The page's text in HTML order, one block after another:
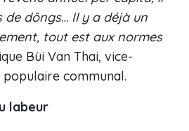
de dôngs… Il y a déjà un
tout est aux normes
Bùi Van Thai, vice-
communal.
labeur